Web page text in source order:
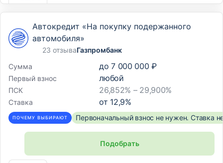
Автокредит «На покупку подержанного
автомобиля»
23 отзываГазпромбанк
Сумма
до 7 000 000 ₽
Первый взнос любой
ПСК 26,852% – 29,900%
Ставка от 12,9%
ПОЧЕМУ ВЫБИРАЮТ Первоначальный взнос не нужен. Ставка
Подобрать